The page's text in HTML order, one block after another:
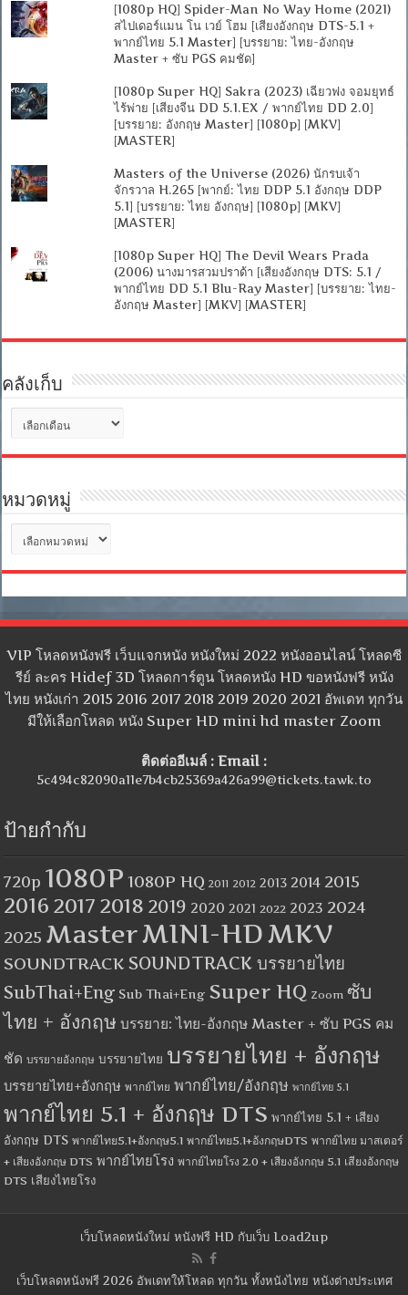
[1080p HQ] Spider-Man No Way Home (2021)
สไปเดอร์แมน โน เวย์ โฮม [เสียงอังกฤษ DTS-5.1 +
พากย์ไทย 5.1 Master] [บรรยาย: ไทย-อังกฤษ
Master + ซับ PGS คมชัด]
[1080p Super HQ] Sakra (2023) เฉียวฟง จอมยุทธ์
ไร้พ่าย [เสียงจีน DD 5.1.EX / พากย์ไทย DD 2.0]
[บรรยาย: อังกฤษ Master] [1080p] [MKV]
[MASTER]
Masters of the Universe (2026) นักรบเจ้า
จักรวาล H.265 [พากย์: ไทย DDP 5.1 อังกฤษ DDP
5.1] [บรรยาย: ไทย อังกฤษ] [1080p] [MKV]
[MASTER]
[1080p Super HQ] The Devil Wears Prada
(2006) นางมารสวมปราด้า [เสียงอังกฤษ DTS: 5.1 /
พากย์ไทย DD 5.1 Blu-Ray Master] [บรรยาย: ไทย-
อังกฤษ Master] [MKV] [MASTER]
คลังเก็บ
เก็บ
หมวดหมู่
หมู่
VIP โหลดหนังฟรี เว็บแจกหนัง หนังใหม่ 2022 หนังออนไลน์ โหลดซี
รีย์ ละคร Hidef 3D โหลดการ์ตูน โหลดหนัง HD ขอหนังฟรี หนัง
ไทย หนังเก่า 2015 2016 2017 2018 2019 2020 2021 อัพเดท ทุกวัน
มีให้เลือกโหลด หนัง Super HD mini hd master Zoom
ติดต่ออีเมล์ : Email :
5c494c82090a11e7b4cb25369a426a99@tickets.tawk.to
ป้ายกำกับ
720p 1080P 1080P HQ 2011 2012 2013 2014 2015
2016 2017 2018 2019 2020 2021 2022 2023 2024
2025 MasterMINI-HDMKV
SOUNDTRACK SOUNDTRACK บรรยายไทย
SubThai+Eng Sub Thai+Eng Super HQ Zoom ซับ
ไทย + อังกฤษ บรรยาย: ไทย-อังกฤษ Master + ซับ PGS คม
ชัด บรรยายอังกฤษ บรรยายไทย บรรยายไทย + อังกฤษ
บรรยายไทย+อังกฤษ พากย์ไทย พากย์ไทย/อังกฤษ พากย์ไทย 5.1
พากย์ไทย 5.1 + อังกฤษ DTS พากย์ไทย 5.1 + เสียง
อังกฤษ DTS พากย์ไทย5.1+อังกฤษ5.1 พากย์ไทย5.1+อังกฤษDTS พากย์ไทย มาสเตอร์
+ เสียงอังกฤษ DTS พากย์ไทยโรง พากย์ไทยโรง 2.0 + เสียงอังกฤษ 5.1 เสียงอังกฤษ
DTS เสียงไทยโรง
เว็บโหลดหนังใหม่ หนังฟรี HD กับเว็บ Load2up
เว็บโหลดหนังฟรี 2026 อัพเดทให้โหลด ทุกวัน ทั้งหนังไทย หนังต่างประเทศ